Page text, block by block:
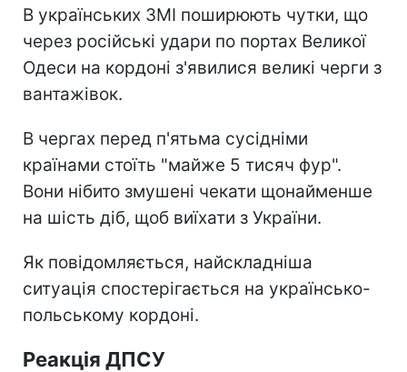
В українських ЗМІ поширюють чутки, що
через російські удари по портах Великої
Одеси на кордоні з'явилися великі черги з
вантажівок.
В чергах перед п'ятьма сусідніми
країнами стоїть "майже 5 тисяч фур".
Вони нібито змушені чекати щонайменше
на шість діб, щоб виїхати з України.
Як повідомляється, найскладніша
ситуація спостерігається на українсько-
польському кордоні.
Реакція ДПСУ